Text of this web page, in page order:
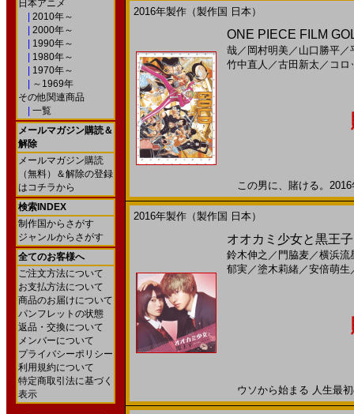
日本アニメ
2010年～
2000年～
1990年～
1980年～
1970年～
～1969年
その他関連商品
一覧
メールマガジン購読＆
解除
メールマガジン購読
（無料）＆解除の登録
はコチラから
検索INDEX
制作国からさがす
ジャンルからさがす
全てのお客様へ
ご注文方法について
お支払方法について
商品のお届けについて
パンフレットの状態
返品・交換について
メンバーについて
プライバシーポリシー
利用規約について
特定商取引法に基づく
表示
2016年製作（製作国 日本）
ONE PIECE FILM
哉／ 岡村明美／ 山口勝平／
竹中直人 ／古田新太 ／ コロ
この男に、賭ける。
2016年製作（製作国 日本）
オオカミ少女と黒王
鈴木伸之 ／ 門脇麦／横浜流
郁実／塗木莉緒／安倍萌生
ウソから始まる 人生最